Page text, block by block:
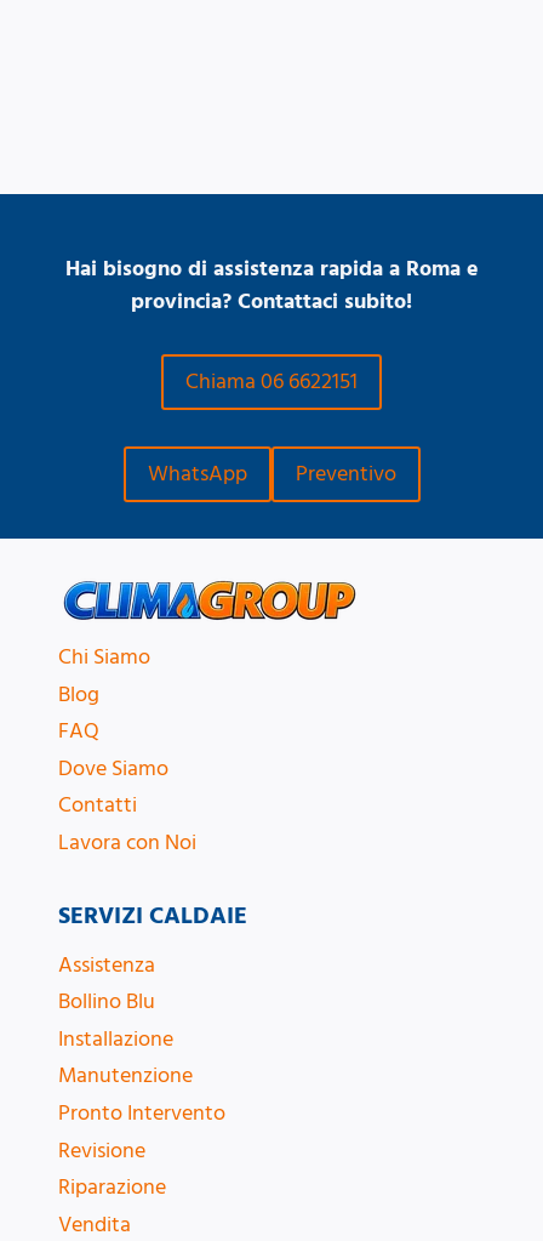
Hai bisogno di assistenza rapida a Roma e
provincia? Contattaci subito!
Chiama 06 6622151
WhatsApp Preventivo
Chi Siamo
Blog
FAQ
Dove Siamo
Contatti
Lavora con Noi
SERVIZI CALDAIE
Assistenza
Bollino Blu
Installazione
Manutenzione
Pronto Intervento
Revisione
Riparazione
Vendita